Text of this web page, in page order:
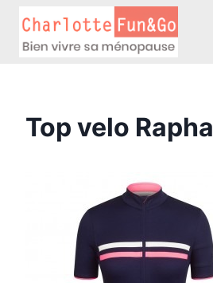
contenu
Top velo Rapha